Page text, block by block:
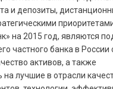
и депозиты,
на 2015 год, являются
частного банка в России
активов, а также
на лучшие в отрасли